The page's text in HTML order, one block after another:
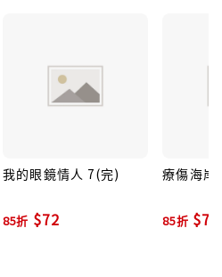
我的眼鏡情人 7(完)
85折 $72
療傷海岸
85折 $76